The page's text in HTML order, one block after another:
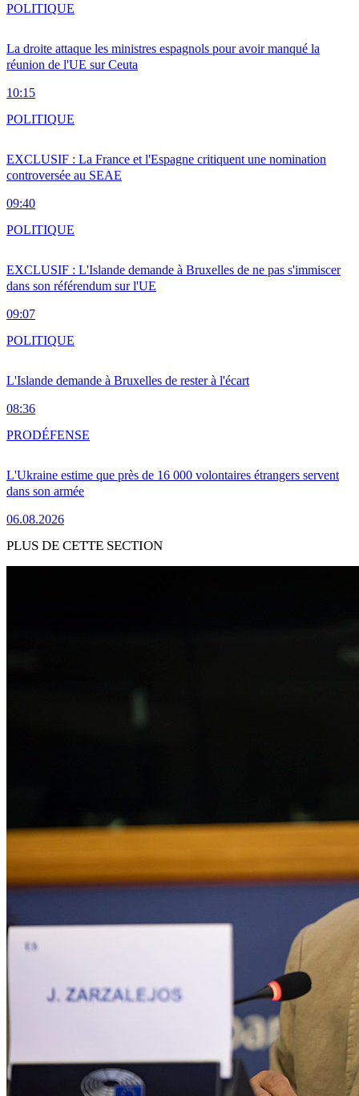
La droite attaque les ministres espagnols pour avoir manqué la
réunion de l'UE sur Ceuta
10:15
POLITIQUE
EXCLUSIF : La France et l'Espagne critiquent une nomination
controversée au SEAE
09:40
POLITIQUE
EXCLUSIF : L'Islande demande à Bruxelles de ne pas s'immiscer
dans son référendum sur l'UE
09:07
POLITIQUE
L'Islande demande à Bruxelles de rester à l'écart
08:36
POLITIQUE
L'Ukraine estime que près de 16 000 volontaires étrangers servent
dans son armée
06.08.2026
PRODÉFENSE
PLUS DE CETTE SECTION